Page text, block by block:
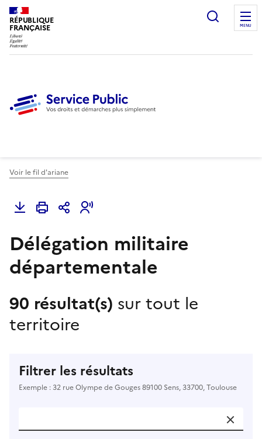
RÉPUBLIQUE
FRANÇAISE
Ouvrir
MENU
Voir le fil d'ariane
Délégation militaire
départementale
90 résultat(s) sur tout le
territoire
Filtrer les résultats
Exemple : 32 rue Olympe de Gouges 89100 Sens, 33700, Toulouse